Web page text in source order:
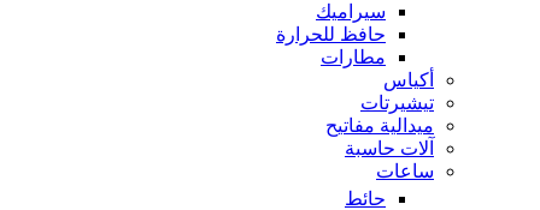
سيراميك
حافظ للحرارة
مطارات
أكياس
تيشيرتات
ميدالية مفاتيح
آلات حاسبة
ساعات
حائط